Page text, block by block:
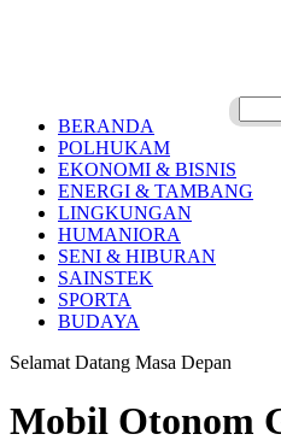
BERANDA
POLHUKAM
EKONOMI & BISNIS
ENERGI & TAMBANG
LINGKUNGAN
HUMANIORA
SENI & HIBURAN
SAINSTEK
SPORTA
BUDAYA
Selamat Datang Masa Depan
Mobil Otonom